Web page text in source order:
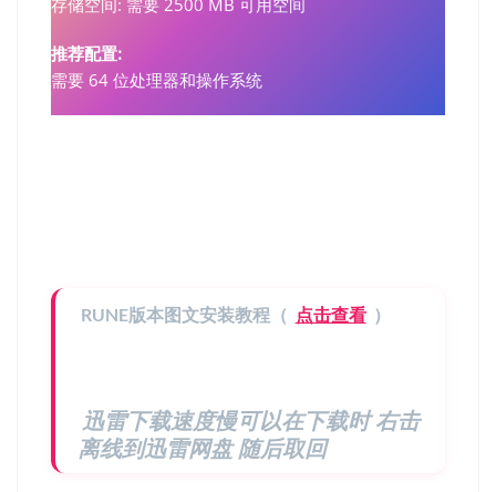
存储空间: 需要 2500 MB 可用空间
推荐配置:
需要 64 位处理器和操作系统
RUNE版本图文安装教程（ 点击查看 ）
迅雷下载速度慢可以在下载时 右击
离线到迅雷网盘 随后取回